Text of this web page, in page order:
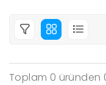
Toplam 0 üründen